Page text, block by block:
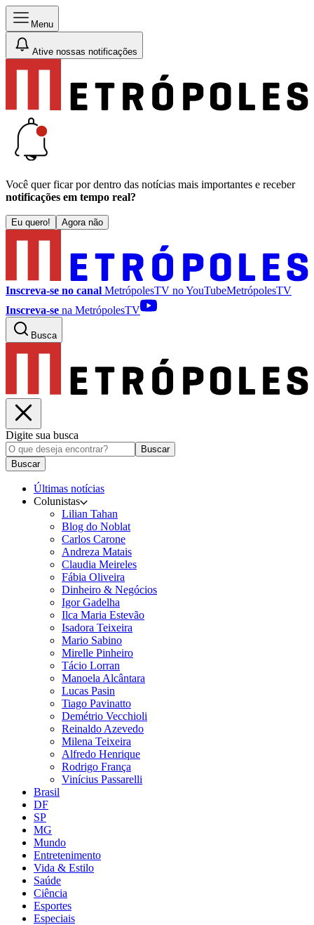
Menu
Ative nossas notificações
Você quer ficar por dentro das notícias mais importantes e receber
notificações em tempo real?
Eu quero! Agora não
Inscreva-se no canal MetrópolesTV noYouTubeMetrópolesTV
Inscreva-se na MetrópolesTV
Busca
Digite sua busca
Buscar
Buscar
Últimas notícias
Colunistas
Lilian Tahan
Blog do Noblat
Carlos Carone
Andreza Matais
Claudia Meireles
Fábia Oliveira
Dinheiro & Negócios
Igor Gadelha
Ilca Maria Estevão
Isadora Teixeira
Mario Sabino
Mirelle Pinheiro
Tácio Lorran
Manoela Alcântara
Lucas Pasin
Tiago Pavinatto
Demétrio Vecchioli
Reinaldo Azevedo
Milena Teixeira
Alfredo Henrique
Rodrigo França
Vinícius Passarelli
Brasil
DF
SP
MG
Mundo
Entretenimento
Vida & Estilo
Saúde
Ciência
Esportes
Especiais